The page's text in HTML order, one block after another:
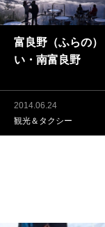
富良野（ふらの）
い・南富良野
2014.06.24
観光＆タクシー